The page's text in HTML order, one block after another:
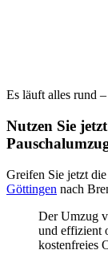
Es läuft alles rund
Nutzen Sie
Greifen Sie jetzt
Göttingen nach
Der Umzug
und effizient
kostenfreies